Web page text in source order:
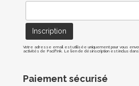
Votre adresse email est utilisée uniquement pour vous
activités de Pacif'Ink. Le lien de désinscription est inclus
Paiement sécurisé